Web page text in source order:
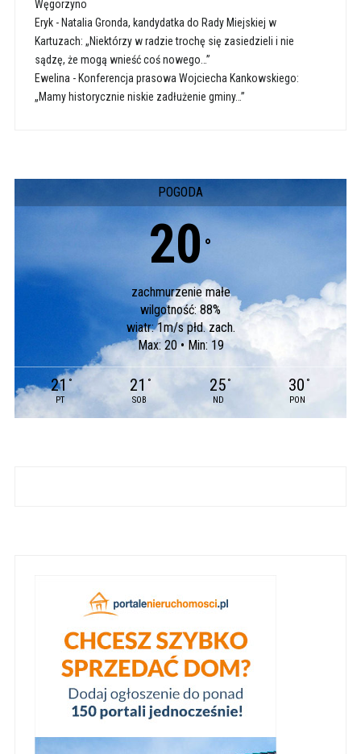
Węgorzyno
Eryk- Natalia Gronda, kandydatka do Rady Miejskiej w
Kartuzach: „Niektórzy w radzie trochę się zasiedzieli i nie
sądzę, że mogą wnieść coś nowego…”
Ewelina - Konferencja prasowa Wojciecha Kankowskiego:
„Mamy historycznie niskie zadłużenie gminy…”
POGODA
20 °
zachmurzenie małe
wilgotność: 88%
wiatr: 1m/s płd. zach.
Max: 20 • Min: 19
21 °
PT
21 °
SOB
25 °
ND
30 °
PON